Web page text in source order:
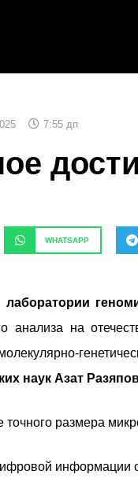
7:55 дп
WHATSAPP
лаборатории
анализа на
наук Азат
размера
информации